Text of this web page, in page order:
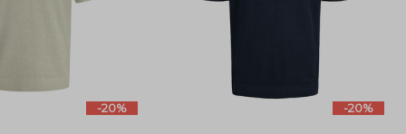
-20% -20%